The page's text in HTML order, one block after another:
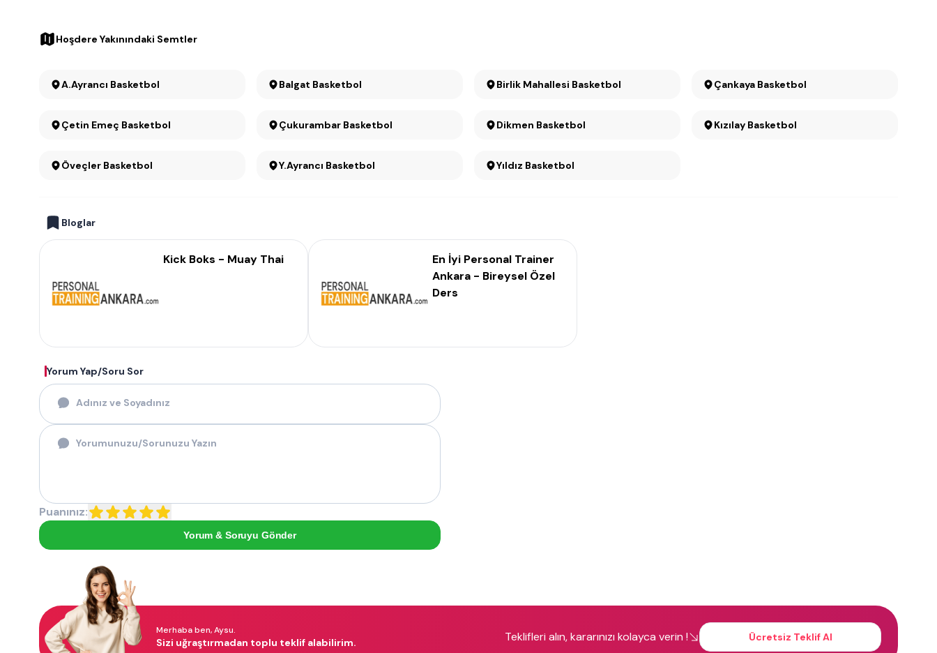
Hoşdere Yakınındaki Semtler
A.Ayrancı Basketbol Balgat Basketbol Birlik Mahallesi Basketbol Çankaya Basketbol
Çetin Emeç Basketbol Çukurambar Basketbol Dikmen Basketbol Kızılay Basketbol
Öveçler Basketbol Y.Ayrancı Basketbol Yıldız Basketbol
Bloglar
Kick Boks - Muay Thai
En İyi Personal Trainer
Ankara - Bireysel Özel
Ders
Yorum Yap/Soru Sor
Puanınız:
Yorum & Soruyu Gönder
Merhaba ben, Aysu.
Sizi uğraştırmadan toplu teklif alabilirim. Teklifleri alın, kararınızı kolayca verin ! Ücretsiz Teklif Al